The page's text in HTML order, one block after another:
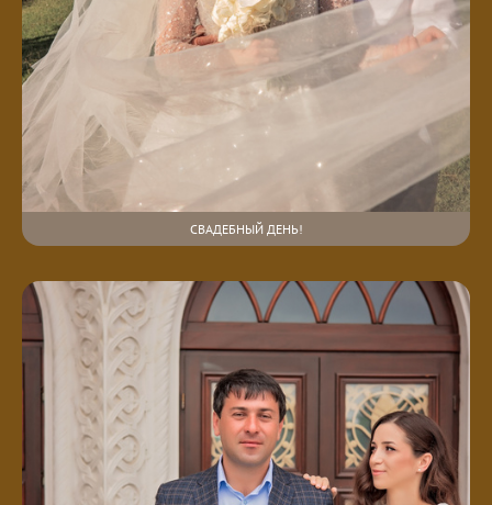
СВАДЕБНЫЙ ДЕНЬ!